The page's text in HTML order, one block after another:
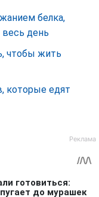
белка,
день
чтобы жить
которые едят